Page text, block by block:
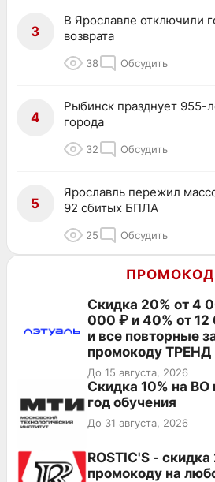
3
В Ярославле отключили
возврата
38 Обсудить
4
Рыбинск празднует 955-
города
32 Обсудить
5
Ярославль пережил
92 сбитых БПЛА
25 Обсудить
Скидка 20% от 4
000 ₽ и 40% от
и все повторные
промокоду ТРЕНД
До 15 августа, 2026
Скидка 10% на
год обучения
До 31 августа, 2026
ROSTIC'S - скидка
промокоду на